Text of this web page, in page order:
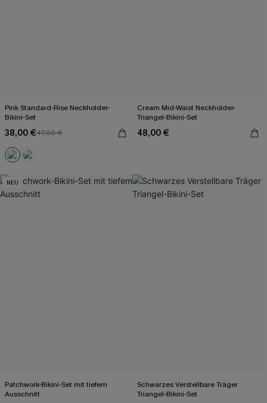
Pink Standard-Rise Neckholder-
Bikini-Set
38,00 €47,00 €
Cream Mid-Waist Neckholder-
Triangel-Bikini-Set
48,00 €
NEU
Patchwork-Bikini-Set mit tiefem
Ausschnitt
Schwarzes Verstellbare Träger
Triangel-Bikini-Set